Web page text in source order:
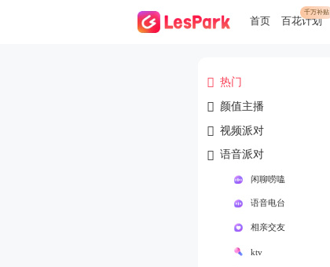
首页
千万补贴
百花计划
 热门
 颜值主播
 视频派对
 语音派对
闲聊唠嗑
语音电台
相亲交友
ktv